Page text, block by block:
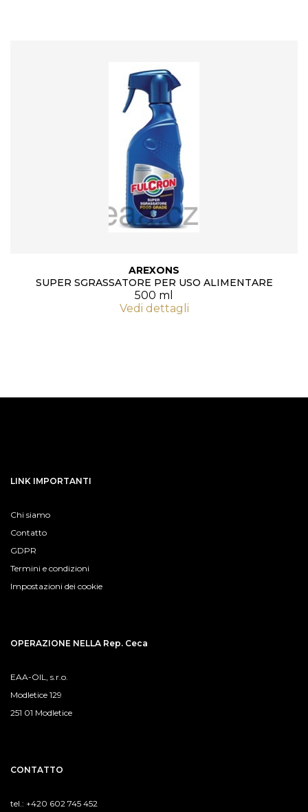
AREXONS
SUPER SGRASSATORE PER USO ALIMENTARE
500 ml
Vedi dettagli
LINK IMPORTANTI
Chi siamo
Contatto
GDPR
Termini e condizioni
Impostazioni dei cookie
OPERAZIONE NELLA Rep. Ceca
EAA-OIL, s.r.o.
Modletice 129
251 01 Modletice
CONTATTO
tel.: +420 602 745 452